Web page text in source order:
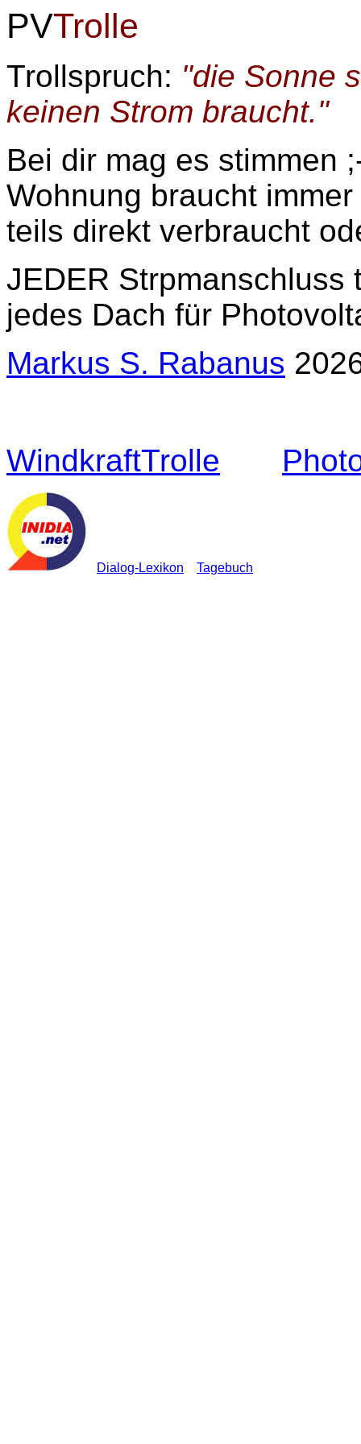
PVTrolle
Trollspruch: "die Sonne
keinen Strom braucht."
Bei dir mag es stimmen
Wohnung braucht
teils direkt verbraucht
JEDER Strpmanschluss
jedes Dach für
Markus S. Rabanus
WindkraftTrolle
Dialog-Lexikon Tagebuch